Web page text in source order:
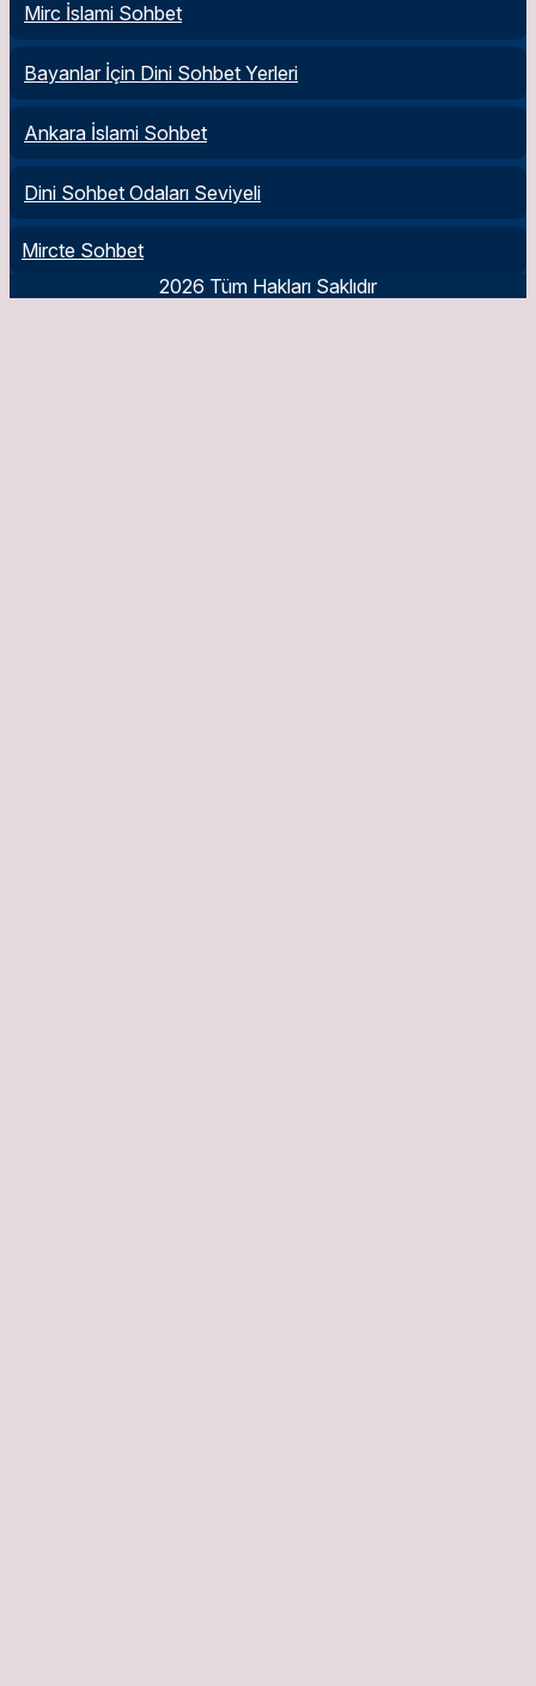
Mirc İslami Sohbet
Bayanlar İçin Dini Sohbet Yerleri
Ankara İslami Sohbet
Dini Sohbet Odaları Seviyeli
Mircte Sohbet
2026 Tüm Hakları Saklıdır